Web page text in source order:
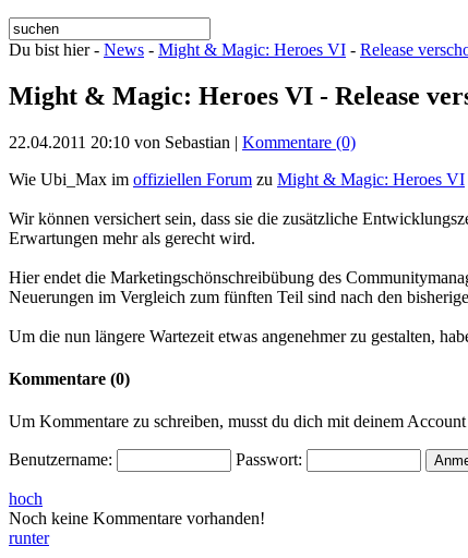
Du bist hier - News - Might & Magic: Heroes VI - Release
Might & Magic: Heroes VI - Release
22.04.2011 20:10 von Sebastian | Kommentare (0)
Wie Ubi_Max im offiziellen Forum zu Might & Magic: Heroes VI
Wir können versichert sein, dass sie die zusätzliche
Erwartungen mehr als gerecht wird.
Hier endet die Marketingschönschreibübung des
Neuerungen im Vergleich zum fünften Teil sind nach den
Um die nun längere Wartezeit etwas angenehmer zu gestalten,
Kommentare (0)
Um Kommentare zu schreiben, musst du dich mit deinem
Benutzername: Passwort:
hoch
Noch keine Kommentare vorhanden!
runter